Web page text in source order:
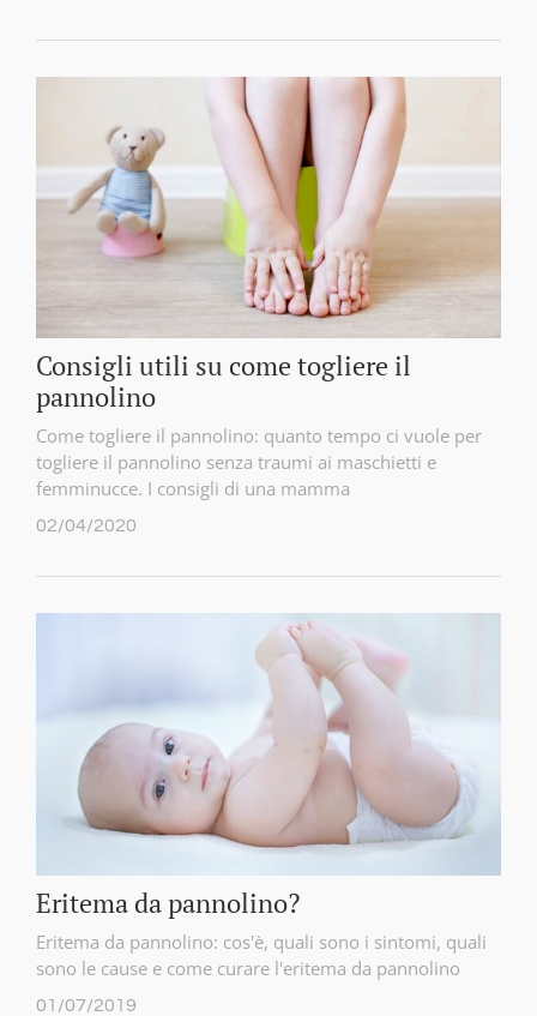
Consigli utili su come togliere il
pannolino
Come togliere il pannolino: quanto tempo ci vuole per
togliere il pannolino senza traumi ai maschietti e
femminucce. I consigli di una mamma
02/04/2020
Eritema da pannolino?
Eritema da pannolino: cos'è, quali sono i sintomi, quali
sono le cause e come curare l'eritema da pannolino
01/07/2019